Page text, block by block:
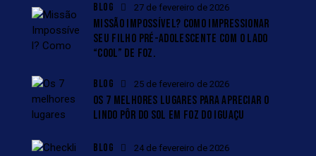
BLOG 27 de fevereiro de 2026
MISSÃO IMPOSSÍVEL? COMO IMPRESSIONAR
SEU FILHO PRÉ-ADOLESCENTE COM O LADO
“COOL” DE FOZ.
BLOG 25 de fevereiro de 2026
OS 7 MELHORES LUGARES PARA APRECIAR O
LINDO PÔR DO SOL EM FOZ DO IGUAÇU
BLOG 24 de fevereiro de 2026